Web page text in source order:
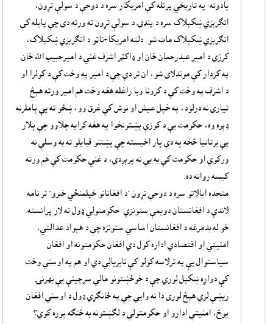
يادونه: په تاريخي پرتله کې امريکار سره د دوحې د سولې تړون،
انګرېزي ښکېلاک سره د پنډۍ د سولې تړون ته ورته دى چې پايله کې
انګرېزي ښکېلاک مات شو. دلته امريکا+ناټو د انګرېزي ښکېلاک،
کرزى د امير عبدرحمان خان او ډاکټر اشرف غني د اميرحبيب الله خان
په کردار کې موندلاى شو، ان تر دې چې د امير په وخت کې د کولرا او
د اشرف په وخت کې د کرونا وبا راغله هغه وخت هم امير ورته هېڅ
تيارى نه درلود، په خپل عيش او نوش کې غرق وو، ښځو ته يې پاملرنه
ډېره وه، حکومت يې د کوزې پښتونخوا په هغه کرايه چلاوو چې پلار
يې برتانيا څخه په دې پار اخيسته چې پښتنو قبايلو ته به وسلې نه
ورکوي او حکومت کې به يې نه پرېږدي، د غني حکومت کې هم ورته
کيسه روانه ده.
متحده ايالاتو سره د دوحې تړون "د افغانانو خپلمنځي خبرو" تر نامه
لاندې د افغانستان دويمې ستونزې: حکومتولي ډول ته لار پرانسته.
خو له بدمرغه د افغانستان اساسي ستونزه چې د هېواد عدالتي،
امنيتي او اقتصادي اداره کول دي افغان حکومتونه او افغان
سياستوال يې په ترلاسه کولو کې نابريالي دي او هم په اوسني وخت
کې دواړه ښکېل لوري چې د خوځښتونو مالي سرچينې يې بهرنۍ
ريښې لري هېڅ لورى دا نه وايي چې په ځانګړي ډول د اوسني افغان
پوڅ، امنيتي ادارو او حکومتولي د لګښتونه به څنګه پوره کوي؟